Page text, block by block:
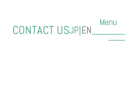
CONTACT USJP|EN
Menu